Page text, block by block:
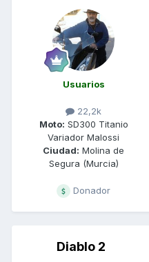
Usuarios
22,2k
Moto: SD300 Titanio
Variador Malossi
Ciudad: Molina de
Segura (Murcia)
Donador
Diablo 2